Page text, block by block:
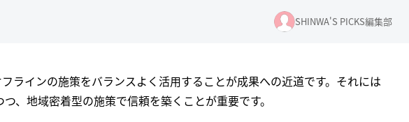
SHINWA'S PICKS編集部
ラインの施策をバランスよく活用することが成果への近道です。それには
、地域密着型の施策で信頼を築くことが重要です。